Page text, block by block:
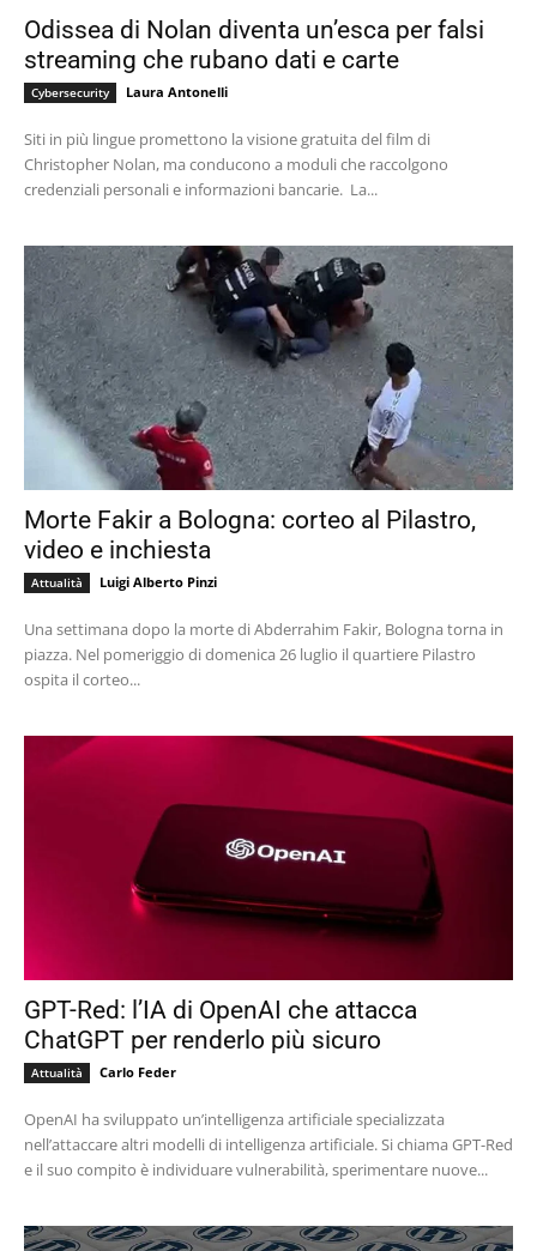
Odissea di Nolan diventa un’esca per falsi
streaming che rubano dati e carte
Cybersecurity Laura Antonelli
Siti in più lingue promettono la visione gratuita del film di
Christopher Nolan, ma conducono a moduli che raccolgono
credenziali personali e informazioni bancarie. La...
Morte Fakir a Bologna: corteo al Pilastro,
video e inchiesta
Attualità Luigi Alberto Pinzi
Una settimana dopo la morte di Abderrahim Fakir, Bologna torna in
piazza. Nel pomeriggio di domenica 26 luglio il quartiere Pilastro
ospita il corteo...
GPT-Red: l’IA di OpenAI che attacca
ChatGPT per renderlo più sicuro
Attualità Carlo Feder
OpenAI ha sviluppato un’intelligenza artificiale specializzata
nell’attaccare altri modelli di intelligenza artificiale. Si chiama GPT-Red
e il suo compito è individuare vulnerabilità, sperimentare nuove...